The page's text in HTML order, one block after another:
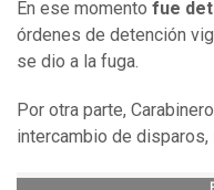
En ese momento fue
órdenes de detención
se dio a la fuga.
Por otra parte,
intercambio de disparos,